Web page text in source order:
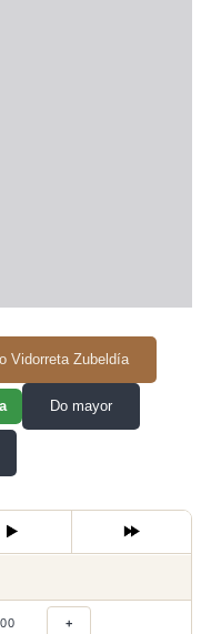
Vidorreta Zubeldía
Do mayor
+